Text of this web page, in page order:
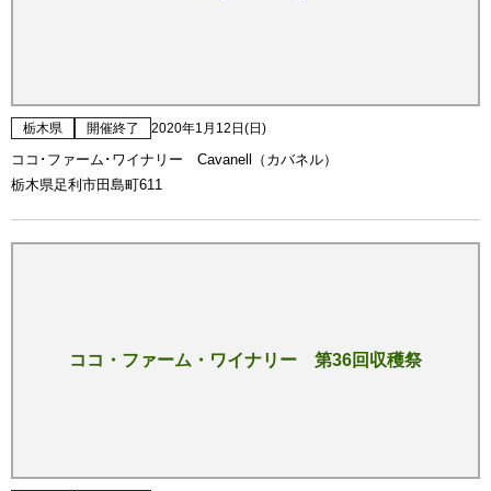
栃木県 開催終了 2020年1月12日(日)
ココ･ファーム･ワイナリー Cavanell（カバネル）
栃木県足利市田島町611
ココ・ファーム・ワイナリー 第36回収穫祭